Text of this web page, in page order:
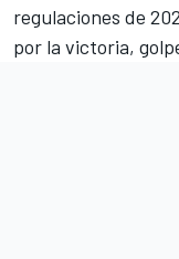
regulaciones de
por la victoria,